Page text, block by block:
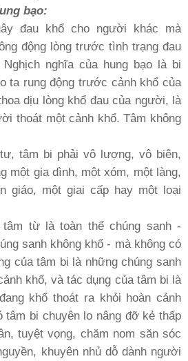
bạo:
đau khổ cho người khác mà
động lòng trước tình trạng đau
nghĩa của hung bạo là bi
ta rung động trước cảnh khổ của
dịu lòng khổ đau của người, là
thoát một cảnh khổ. Tâm không
tâm bi phải vô lượng, vô biên,
một gia dình, một xóm, một làng,
giáo, một giai cấp hay một loại
từ là toàn thể chúng sanh -
sanh không khổ - mà không có
của tâm bi là những chúng sanh
khổ, và tác dụng của tâm bi là
khổ thoát ra khỏi hoàn cảnh
tâm bi chuyên lo nâng đỡ kẻ thấp
tuyệt vọng, chăm nom săn sóc
khuyên nhủ dỗ dành người